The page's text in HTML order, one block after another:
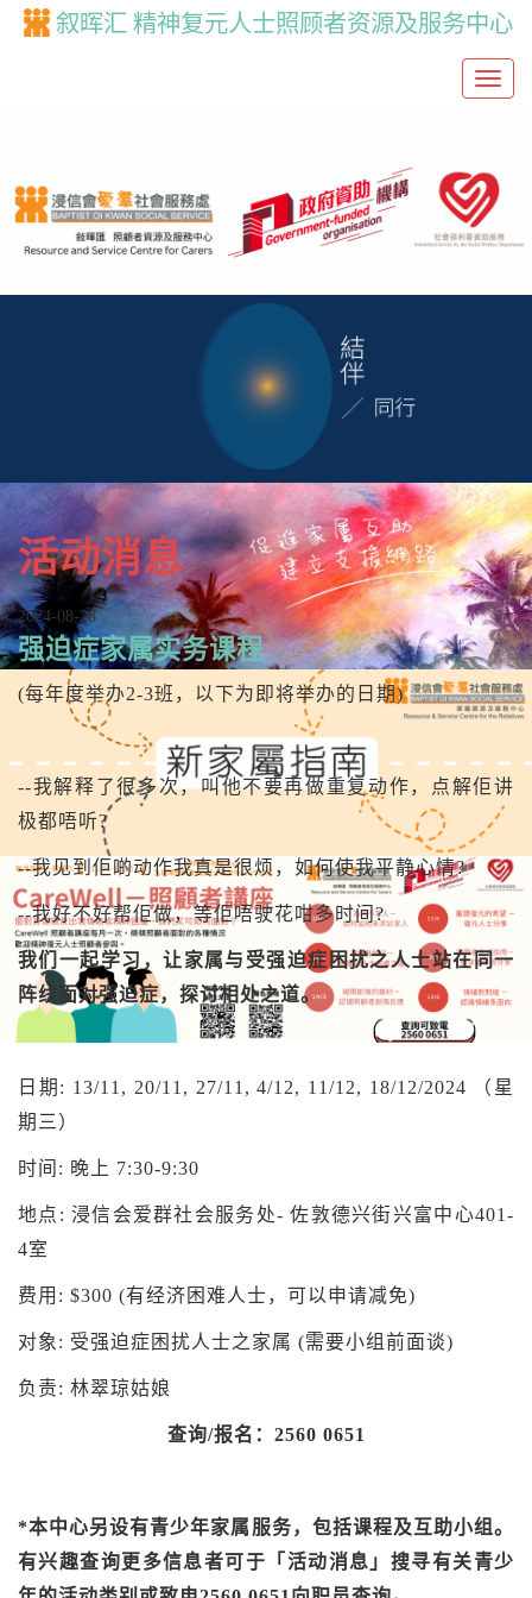
叙晖汇 精神复元人士照顾者资源及服务中心
T
g
l
o
n
活动消息
2024-08-28
强迫症家属实务课程
(每年度举办2-3班，以下为即将举办的日期)
--我解释了很多次，叫他不要再做重复动作，点解佢讲
极都唔听?
--我见到佢啲动作我真是很烦，如何使我平静心情?
--我好不好帮佢做，等佢唔驶花咁多时间?
我们一起学习，让家属与受强迫症困扰之人士站在同一
阵线面对强迫症，探讨相处之道。
日期: 13/11, 20/11, 27/11, 4/12, 11/12, 18/12/2024 （星
期三）
时间: 晚上 7:30-9:30
地点: 浸信会爱群社会服务处- 佐敦德兴街兴富中心401-
4室
费用: $300 (有经济困难人士，可以申请减免)
对象: 受强迫症困扰人士之家属 (需要小组前面谈)
负责: 林翠琼姑娘
查询/报名： 2560 0651
*本中心另设有青少年家属服务，包括课程及互助小组。
有兴趣查询更多信息者可于「活动消息」搜寻有关青少